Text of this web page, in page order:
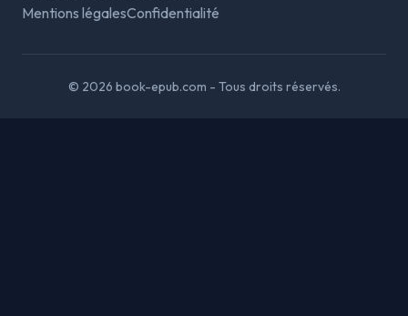
Mentions légalesConfidentialité
© 2026 book-epub.com - Tous droits réservés.